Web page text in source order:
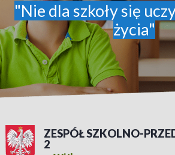
"Nie dla szkoły się
życia"
ZESPÓŁ SZKOLNO-
2